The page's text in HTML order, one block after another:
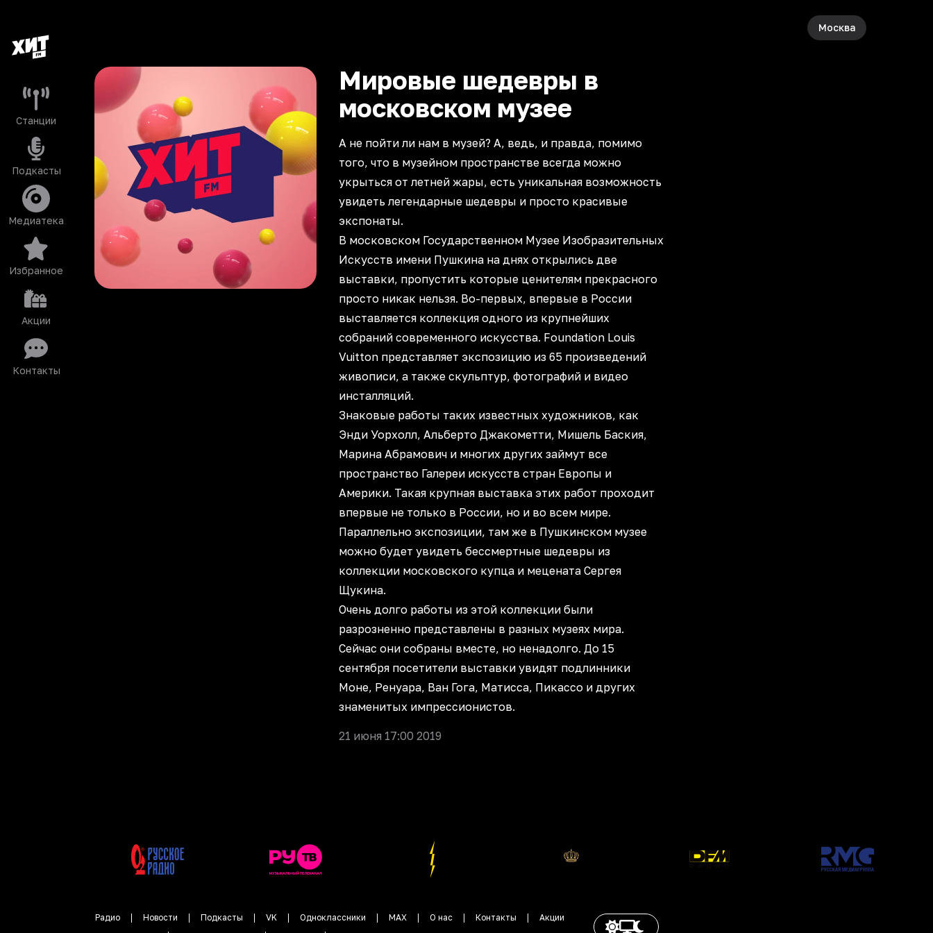
Станции
Подкасты
Медиатека
Избранное
Акции
Контакты
Москва
Мировые шедевры в
московском музее
А не пойти ли нам в музей? А, ведь, и правда, помимо
того, что в музейном пространстве всегда можно
укрыться от летней жары, есть уникальная возможность
увидеть легендарные шедевры и просто красивые
экспонаты.
В московском Государственном Музее Изобразительных
Искусств имени Пушкина на днях открылись две
выставки, пропустить которые ценителям прекрасного
просто никак нельзя. Во-первых, впервые в России
выставляется коллекция одного из крупнейших
собраний современного искусства. Foundation Louis
Vuitton представляет экспозицию из 65 произведений
живописи, а также скульптур, фотографий и видео
инсталляций.
Знаковые работы таких известных художников, как
Энди Уорхолл, Альберто Джакометти, Мишель Баския,
Марина Абрамович и многих других займут все
пространство Галереи искусств стран Европы и
Америки. Такая крупная выставка этих работ проходит
впервые не только в России, но и во всем мире.
Параллельно экспозиции, там же в Пушкинском музее
можно будет увидеть бессмертные шедевры из
коллекции московского купца и мецената Сергея
Щукина.
Очень долго работы из этой коллекции были
разрозненно представлены в разных музеях мира.
Сейчас они собраны вместе, но ненадолго. До 15
сентября посетители выставки увидят подлинники
Моне, Ренуара, Ван Гога, Матисса, Пикассо и других
знаменитых импрессионистов.
21 июня 17:00 2019
Радио Новости Подкасты VK Одноклассники MAX О нас Контакты
Акции